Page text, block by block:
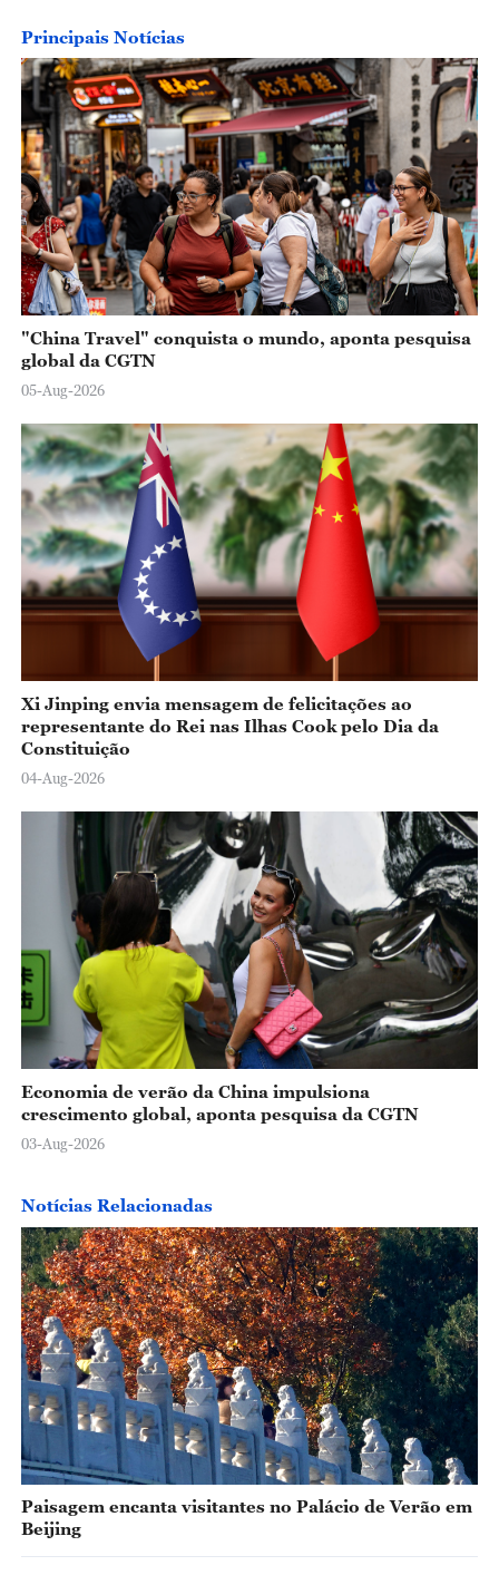
e
o
Principais Notícias
"China Travel" conquista o mundo, aponta pesquisa
global da CGTN
05-Aug-2026
Xi Jinping envia mensagem de felicitações ao
representante do Rei nas Ilhas Cook pelo Dia da
Constituição
04-Aug-2026
Economia de verão da China impulsiona
crescimento global, aponta pesquisa da CGTN
03-Aug-2026
Notícias Relacionadas
Paisagem encanta visitantes no Palácio de Verão em
Beijing